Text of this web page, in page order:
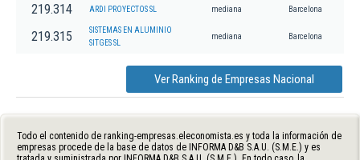
219.314 ARDI PROYECTOS SL mediana Barcelona
219.315
SISTEMAS EN ALUMINIO
SITGES SL
mediana Barcelona
Ver Ranking de Empresas Nacional
Todo el contenido de ranking-empresas.eleconomista.es y toda la información de
empresas procede de la base de datos de INFORMA D&B S.A.U. (S.M.E.) y es